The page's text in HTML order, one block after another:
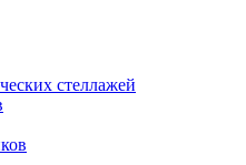
стеллажей